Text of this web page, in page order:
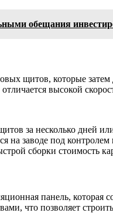
обещания
щитов, которые
высокой
за несколько дней
на заводе под контролем
сборки стоимость
панель,
что позволяет